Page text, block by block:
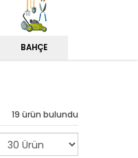
BAHÇE
19 ürün bulundu